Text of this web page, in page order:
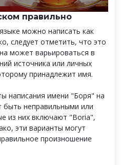
правильно
можно написать как
следует отметить, что это
может варьироваться в
источника или личных
принадлежит имя.
написания имени "Боря" на
быть неправильными или
из них включают "Boria",
эти варианты могут
произношение